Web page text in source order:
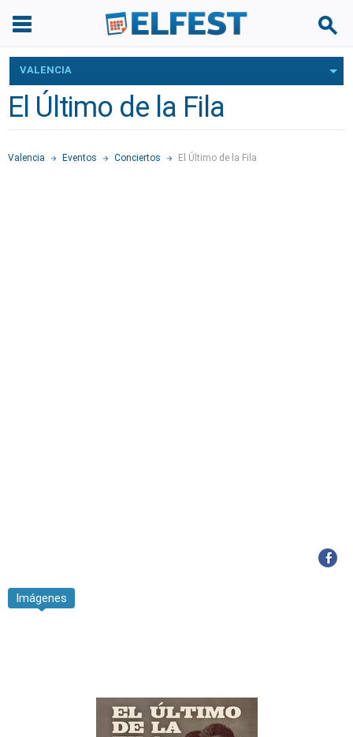
VALENCIA
El Último de la Fila
Valencia Eventos Conciertos El Último de la Fila
Imágenes